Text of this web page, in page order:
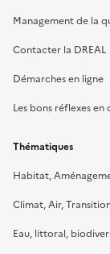
Management de la
Contacter la DREAL
Démarches en ligne
Les bons réflexes
Thématiques
Habitat,
Climat, Air,
Eau, littoral,